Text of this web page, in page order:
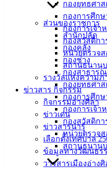
กองยุทธศา
กองการศึกษ
กองการเจ้า
กองสวัสดิกา
หน่วยตรวจ
สถานธนานุ
รางวัลแห่งความ
ข่าวสาร กิจกรรม
กิจกรรมอ่างศิลา
ข่าวเด่น
ข่าวสารน่ารู้
เลือกตั้งเทศบาล
ข้อมูลทางวัฒนธร
วารสารเมืองอ่างศิ
ส่วนของราชการ
สำนักปลัด
กองคลัง
กองช่าง
กองสาธาร
กองยุทธศา
กองการศึกษ
กองการเจ้า
กองสวัสดิกา
หน่วยตรวจ
สถานธนานุ
ซ่อมรถJCB-ตค-4532 ดาวน์โหลด
เทศบาลเมืองอ่างศิล